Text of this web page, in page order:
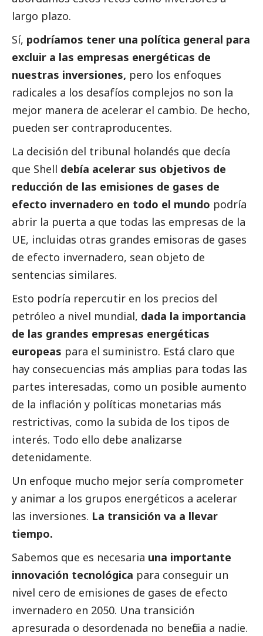
largo plazo.
Sí, podríamos tener una política general para
excluir a las empresas energéticas de
nuestras inversiones, pero los enfoques
radicales a los desafíos complejos no son la
mejor manera de acelerar el cambio. De hecho,
pueden ser contraproducentes.
La decisión del tribunal holandés que decía
que Shell debía acelerar sus objetivos de
reducción de las emisiones de gases de
efecto invernadero en todo el mundo podría
abrir la puerta a que todas las empresas de la
UE, incluidas otras grandes emisoras de gases
de efecto invernadero, sean objeto de
sentencias similares.
Esto podría repercutir en los precios del
petróleo a nivel mundial, dada la importancia
de las grandes empresas energéticas
europeas para el suministro. Está claro que
hay consecuencias más amplias para todas las
partes interesadas, como un posible aumento
de la inflación y políticas monetarias más
restrictivas, como la subida de los tipos de
interés. Todo ello debe analizarse
detenidamente.
Un enfoque mucho mejor sería comprometer
y animar a los grupos energéticos a acelerar
las inversiones. La transición va a llevar
tiempo.
Sabemos que es necesaria una importante
innovación tecnológica para conseguir un
nivel cero de emisiones de gases de efecto
invernadero en 2050. Una transición
apresurada o desordenada no beneficia a nadie.